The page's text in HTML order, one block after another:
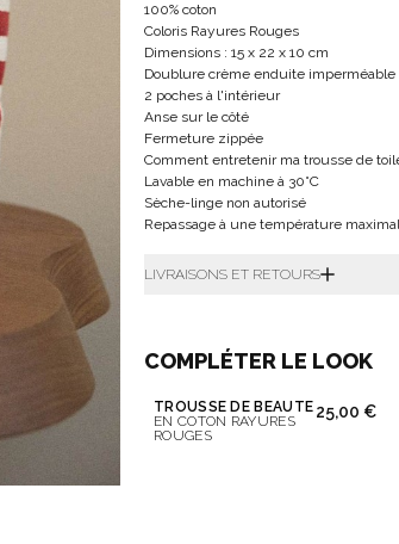
100% coton
Coloris Rayures Rouges
Dimensions : 15 x 22 x 10 cm
Doublure crème enduite imperméable
2 poches à l'intérieur
Anse sur le côté
Fermeture zippée
Comment entretenir ma trousse de
Lavable en machine à 30°C
Sèche-linge non autorisé
Repassage à une température
LIVRAISONS ET RETOURS
COMPLÉTER LE LOOK
TROUSSE DE BEAUTÉ
EN COTON RAYURES
ROUGES
25,00 €